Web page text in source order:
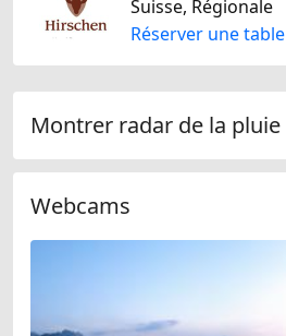
Suisse, Régionale
Réserver une table
Montrer radar de la pluie
Webcams